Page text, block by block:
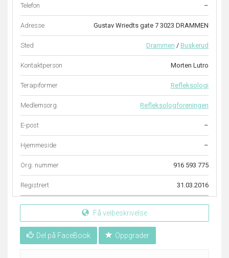
Telefon –
Adresse Gustav Wriedts gate 7 3023 DRAMMEN
Sted Drammen / Buskerud
Kontaktperson Morten Lutro
Terapiformer Refleksologi
Medlemsorg. Refleksologforeningen
E-post –
Hjemmeside –
Org. nummer 916 593 775
Registrert 31.03.2016
Få veibeskrivelse
Del på FaceBook Oppgrader